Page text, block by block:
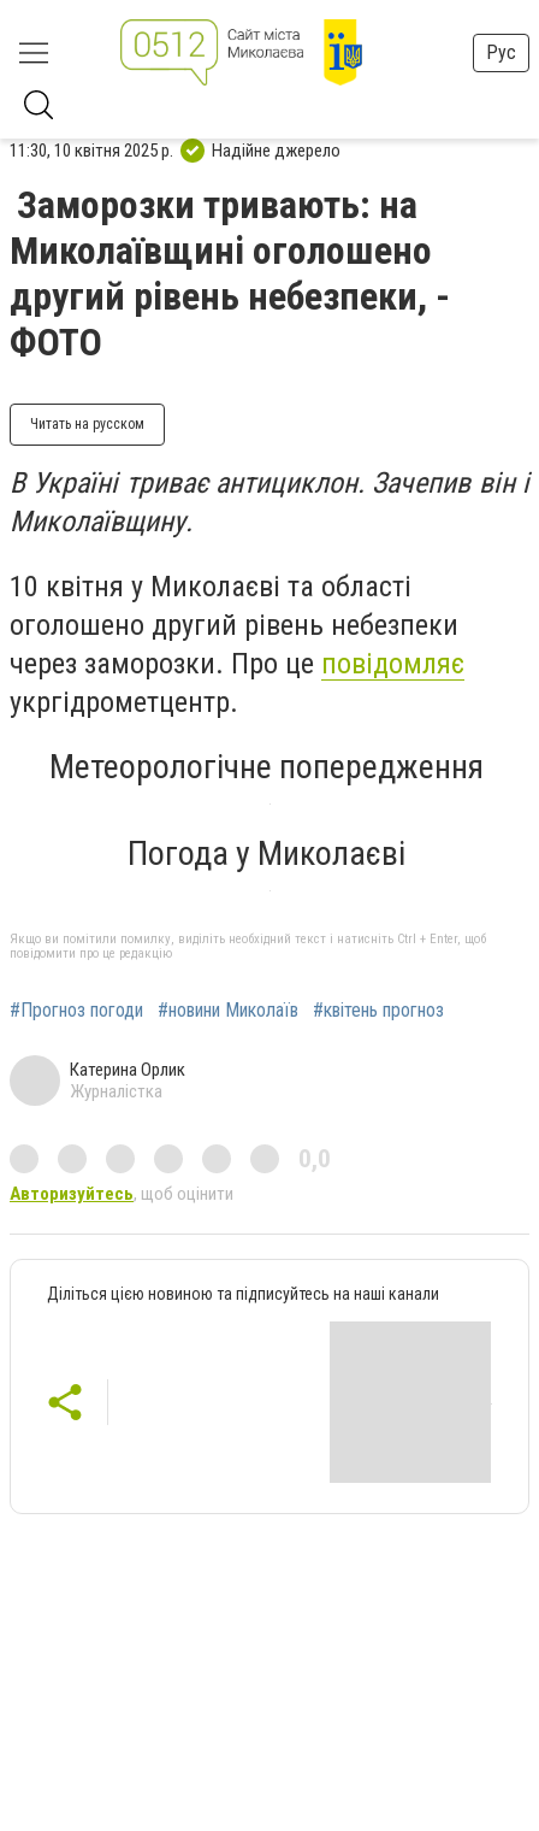
Рус
11:30, 10 квітня 2025 р. Надійне джерело
Заморозки тривають: на
Миколаївщині оголошено
другий рівень небезпеки, -
ФОТО
Читать на русском
В Україні триває антициклон. Зачепив він і
Миколаївщину.
10 квітня у Миколаєві та області
оголошено другий рівень небезпеки
через заморозки. Про це повідомляє
укргідрометцентр.
Метеорологічне попередження
Погода у Миколаєві
Якщо ви помітили помилку, виділіть необхідний текст і натисніть Ctrl + Enter, щоб
повідомити про це редакцію
#Прогноз погоди #новини Миколаїв #квітень прогноз
Катерина Орлик
Журналістка
0,0
Авторизуйтесь, щоб оцінити
Діліться цією новиною та підписуйтесь на наші канали